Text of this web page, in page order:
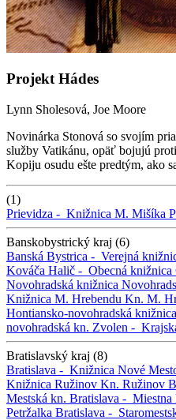
Projekt Hádes
Lynn Sholesová, Joe Moore
Novinárka Stonová so svojím
služby Vatikánu, opäť bojujú
Kopiju osudu ešte predtým, ako
(1)
Prievidza - Knižnica M. Mišíka
Banskobystrický kraj (6)
Banská Bystrica - Verejná
Kováča Halič - Obecná knižnica
Novohradská knižnica
Knižnica M. Hrebendu Kn. M.
Hontiansko-novohradská
novohradská kn. Zvolen -
Bratislavský kraj (8)
Bratislava - Knižnica Nové
Knižnica Ružinov Kn. Ružinov
Mestská kn. Bratislava - Miestna
Petržalka Bratislava -